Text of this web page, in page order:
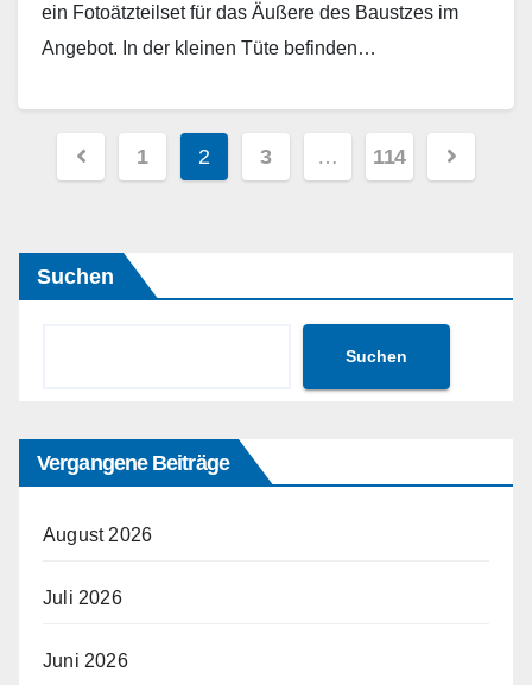
ein Fotoätzteilset für das Äußere des Baustzes im
Angebot. In der kleinen Tüte befinden…
Seitennummerierung
der
1 2 3 … 114
Suchen
Suchen
Vergangene Beiträge
August 2026
Juli 2026
Juni 2026